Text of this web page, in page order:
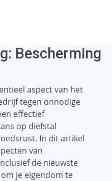
Bescherming
aspect van het
tegen onnodige
effectief
op diefstal
In dit artikel
van
de nieuwste
je eigendom te